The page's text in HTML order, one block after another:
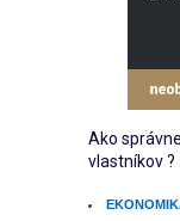
Ako
vlastníkov ?